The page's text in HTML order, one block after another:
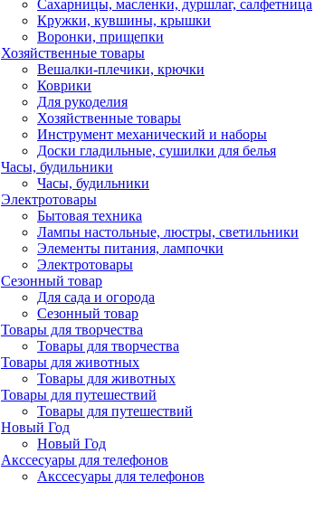
Сахарницы, масленки, дуршлаг, салфетница
Кружки, кувшины, крышки
Воронки, прищепки
Хозяйственные товары
Вешалки-плечики, крючки
Коврики
Для рукоделия
Хозяйственные товары
Инструмент механический и наборы
Доски гладильные, сушилки для белья
Часы, будильники
Часы, будильники
Электротовары
Бытовая техника
Лампы настольные, люстры, светильники
Элементы питания, лампочки
Электротовары
Сезонный товар
Для сада и огорода
Сезонный товар
Товары для творчества
Товары для творчества
Товары для животных
Товары для животных
Товары для путешествий
Товары для путешествий
Новый Год
Новый Год
Акссесуары для телефонов
Акссесуары для телефонов